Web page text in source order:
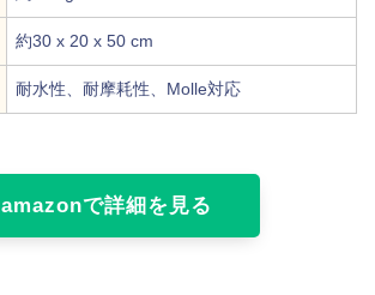
約30 x 20 x 50 cm
耐水性、耐摩耗性、Molle対応
amazonで詳細を見る